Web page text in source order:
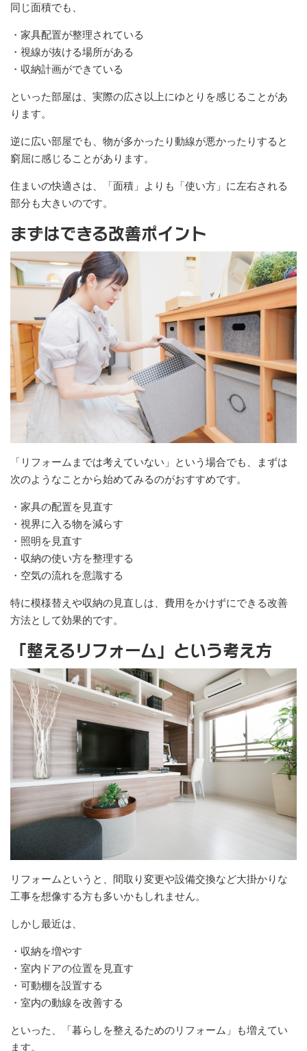
同じ面積でも、
・家具配置が整理されている
・視線が抜ける場所がある
・収納計画ができている
といった部屋は、実際の広さ以上にゆとりを感じることがあ
ります。
逆に広い部屋でも、物が多かったり動線が悪かったりすると
窮屈に感じることがあります。
住まいの快適さは、「面積」よりも「使い方」に左右される
部分も大きいのです。
まずはできる改善ポイント
「リフォームまでは考えていない」という場合でも、まずは
次のようなことから始めてみるのがおすすめです。
・家具の配置を見直す
・視界に入る物を減らす
・照明を見直す
・収納の使い方を整理する
・空気の流れを意識する
特に模様替えや収納の見直しは、費用をかけずにできる改善
方法として効果的です。
「整えるリフォーム」という考え方
リフォームというと、間取り変更や設備交換など大掛かりな
工事を想像する方も多いかもしれません。
しかし最近は、
・収納を増やす
・室内ドアの位置を見直す
・可動棚を設置する
・室内の動線を改善する
といった、「暮らしを整えるためのリフォーム」も増えてい
ます。